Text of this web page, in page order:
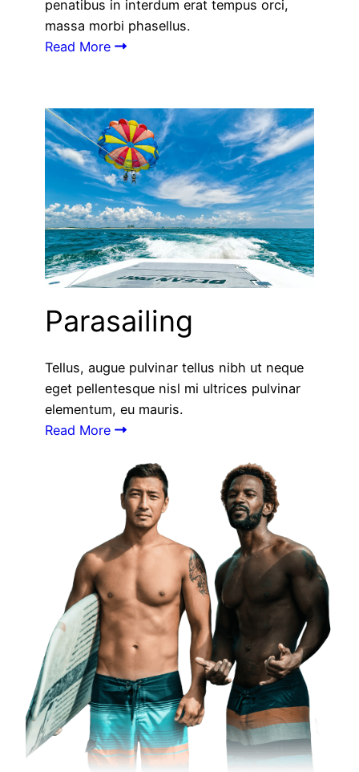
penatibus in interdum erat tempus orci,
massa morbi phasellus.
Read More
Parasailing
Tellus, augue pulvinar tellus nibh ut neque
eget pellentesque nisl mi ultrices pulvinar
elementum, eu mauris.
Read More